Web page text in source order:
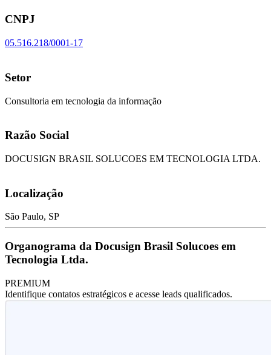
CNPJ
05.516.218/0001-17
Setor
Consultoria em tecnologia da informação
Razão Social
DOCUSIGN BRASIL SOLUCOES EM TECNOLOGIA LTDA.
Localização
São Paulo, SP
Organograma da Docusign Brasil Solucoes em
Tecnologia Ltda.
PREMIUM
Identifique contatos estratégicos e acesse leads qualificados.